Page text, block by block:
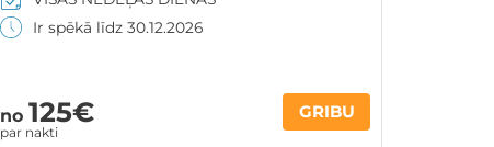
Ir spēkā līdz 30.12.2026
no 125€
par nakti
GRIBU